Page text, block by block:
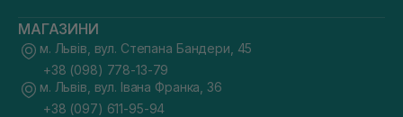
МАГАЗИНИ
м. Львів, вул. Степана Бандери, 45
+38 (098) 778-13-79
м. Львів, вул. Івана Франка, 36
+38 (097) 611-95-94